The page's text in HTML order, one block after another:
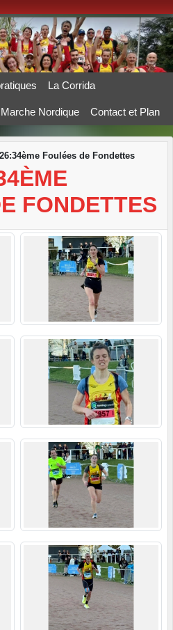
La Corrida
Marche Nordique Contact et Plan
Foulées de Fondettes
FONDETTES